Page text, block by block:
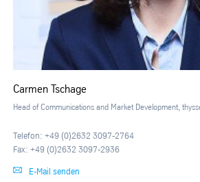
Carmen Tschage
Head of Communications and Market Development,
Telefon: +49 (0)2632 3097-2764
Fax: +49 (0)2632 3097-2936
E-Mail senden